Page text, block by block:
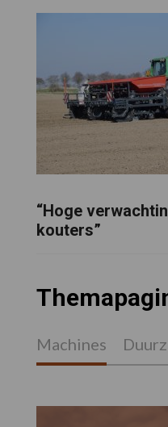
“Hoge
kouters”
Machines